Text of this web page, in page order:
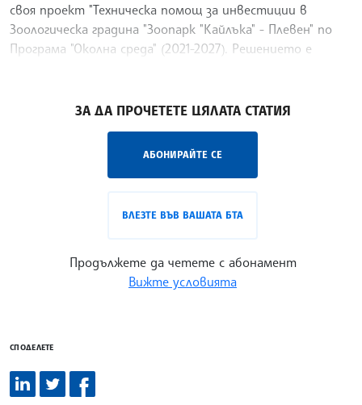
своя проект "Техническа помощ за инвестиции в
Зоологическа градина "Зоопарк "Кайлъка" - Плевен" по
Програма "Околна среда" (2021-2027). Решението е
ЗА ДА ПРОЧЕТЕТЕ ЦЯЛАТА СТАТИЯ
АБОНИРАЙТЕ СЕ
ВЛЕЗТЕ ВЪВ ВАШАТА БТА
Продължете да четете с абонамент
Вижте условията
СПОДЕЛЕТЕ